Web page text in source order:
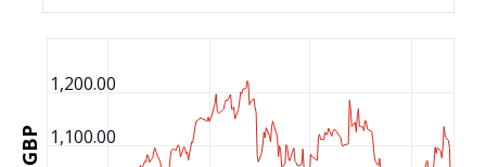
GBP 1,100.00
1,200.00